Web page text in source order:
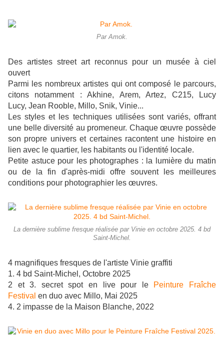
Par Amok.
Des artistes street art reconnus pour un musée à ciel
ouvert
Parmi les nombreux artistes qui ont composé le parcours,
citons notamment : Akhine, Arem, Artez, C215, Lucy
Lucy, Jean Rooble, Millo, Snik, Vinie...
Les styles et les techniques utilisées sont variés, offrant
une belle diversité au promeneur. Chaque œuvre possède
son propre univers et certaines racontent une histoire en
lien avec le quartier, les habitants ou l'identité locale.
Petite astuce pour les photographes : la lumière du matin
ou de la fin d'après-midi offre souvent les meilleures
conditions pour photographier les œuvres.
La dernière sublime fresque réalisée par Vinie en octobre 2025. 4 bd
Saint-Michel.
4 magnifiques fresques de l'artiste Vinie graffiti
1. 4 bd Saint-Michel, Octobre 2025
2 et 3. secret spot en live pour le Peinture Fraîche
Festival en duo avec Millo, Mai 2025
4. 2 impasse de la Maison Blanche, 2022